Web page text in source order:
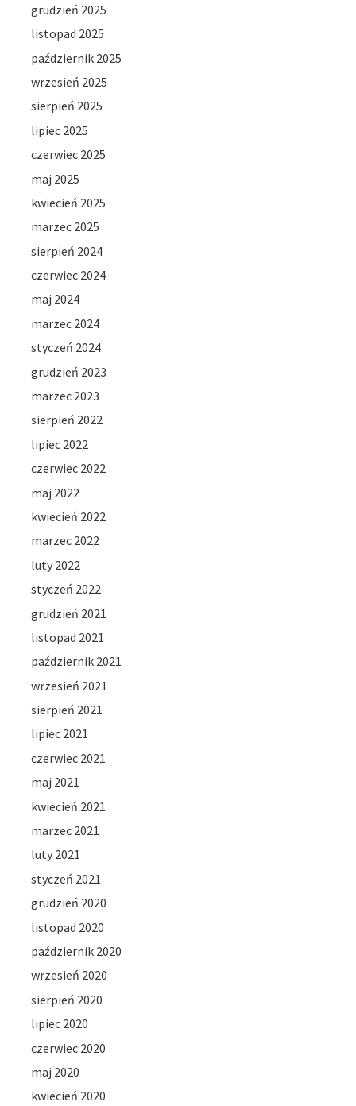
grudzień 2025
listopad 2025
październik 2025
wrzesień 2025
sierpień 2025
lipiec 2025
czerwiec 2025
maj 2025
kwiecień 2025
marzec 2025
sierpień 2024
czerwiec 2024
maj 2024
marzec 2024
styczeń 2024
grudzień 2023
marzec 2023
sierpień 2022
lipiec 2022
czerwiec 2022
maj 2022
kwiecień 2022
marzec 2022
luty 2022
styczeń 2022
grudzień 2021
listopad 2021
październik 2021
wrzesień 2021
sierpień 2021
lipiec 2021
czerwiec 2021
maj 2021
kwiecień 2021
marzec 2021
luty 2021
styczeń 2021
grudzień 2020
listopad 2020
październik 2020
wrzesień 2020
sierpień 2020
lipiec 2020
czerwiec 2020
maj 2020
kwiecień 2020